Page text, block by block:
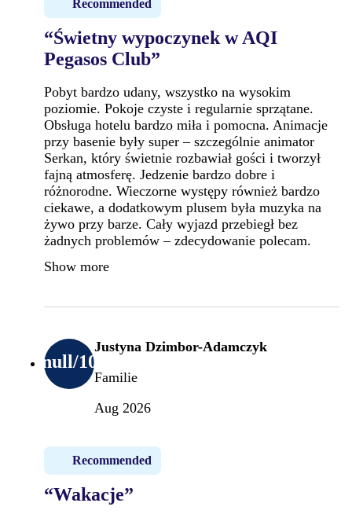
Recommended
“Świetny wypoczynek w AQI
Pegasos Club”
Pobyt bardzo udany, wszystko na wysokim
poziomie. Pokoje czyste i regularnie sprzątane.
Obsługa hotelu bardzo miła i pomocna. Animacje
przy basenie były super – szczególnie animator
Serkan, który świetnie rozbawiał gości i tworzył
fajną atmosferę. Jedzenie bardzo dobre i
różnorodne. Wieczorne występy również bardzo
ciekawe, a dodatkowym plusem była muzyka na
żywo przy barze. Cały wyjazd przebiegł bez
żadnych problemów – zdecydowanie polecam.
Show more
null/10
Justyna Dzimbor-Adamczyk
Familie
Aug 2026
Recommended
“Wakacje”